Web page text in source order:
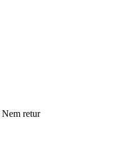
Nem retur